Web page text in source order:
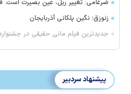
ضرغامی: تغییر ریل، عین بصیرت
زنوزق؛ نگین پلکانی آذربایجان
جدیدترین فیلم مانی حقیقی در
پیشنهاد سردبیر